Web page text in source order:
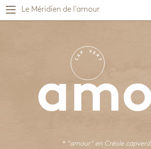
Le Méridien de l'amour
C
A
P V E
R
T
* "amour" en Créole